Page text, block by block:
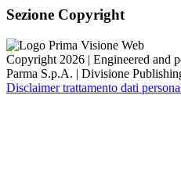
Sezione Copyright
Copyright 2026 | Engineered and
Parma S.p.A. | Divisione
Disclaimer trattamento dati